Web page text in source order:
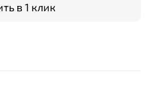
в 1 клик